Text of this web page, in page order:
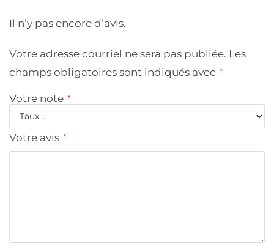
Il n’y pas encore d’avis.
Votre adresse courriel ne sera pas publiée. Les
champs obligatoires sont indiqués avec
*
Votre note *
Votre avis *